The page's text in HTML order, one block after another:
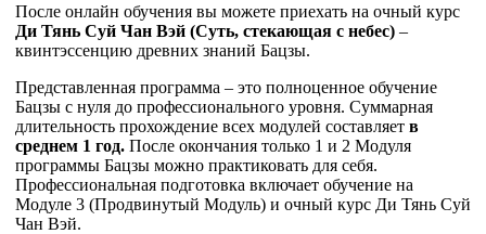
После онлайн обучения вы можете приехать на очный курс
Ди Тянь Суй Чан Вэй (Суть, стекающая с небес) –
квинтэссенцию древних знаний Бацзы.
Представленная программа – это полноценное обучение
Бацзы с нуля до профессионального уровня. Суммарная
длительность прохождение всех модулей составляет в
среднем 1 год. После окончания только 1 и 2 Модуля
программы Бацзы можно практиковать для себя.
Профессиональная подготовка включает обучение на
Модуле 3 (Продвинутый Модуль) и очный курс Ди Тянь Суй
Чан Вэй.